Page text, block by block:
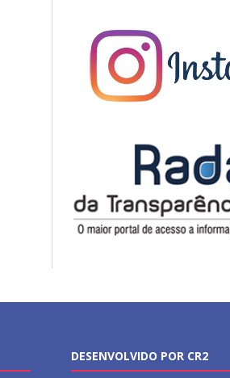
DESENVOLVIDO POR CR2